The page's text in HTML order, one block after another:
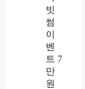
빗
썸
이
벤
트 7
만
원